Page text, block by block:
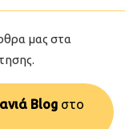
μας στα
Blog στo